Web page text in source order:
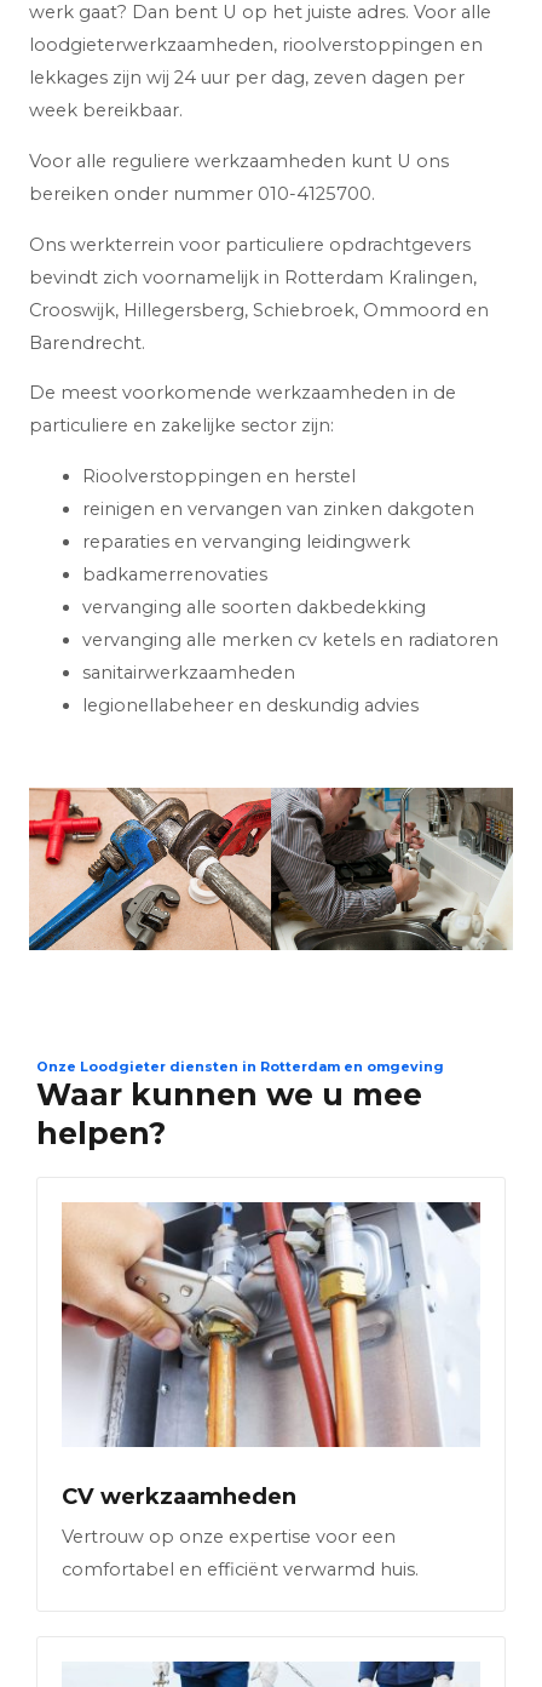
werk gaat? Dan bent U op het juiste adres. Voor alle
loodgieterwerkzaamheden, rioolverstoppingen en
lekkages zijn wij 24 uur per dag, zeven dagen per
week bereikbaar.
Voor alle reguliere werkzaamheden kunt U ons
bereiken onder nummer 010-4125700.
Ons werkterrein voor particuliere opdrachtgevers
bevindt zich voornamelijk in Rotterdam Kralingen,
Crooswijk, Hillegersberg, Schiebroek, Ommoord en
Barendrecht.
De meest voorkomende werkzaamheden in de
particuliere en zakelijke sector zijn:
Rioolverstoppingen en herstel
reinigen en vervangen van zinken dakgoten
reparaties en vervanging leidingwerk
badkamerrenovaties
vervanging alle soorten dakbedekking
vervanging alle merken cv ketels en radiatoren
sanitairwerkzaamheden
legionellabeheer en deskundig advies
Onze Loodgieter diensten in Rotterdam en omgeving
Waar kunnen we u mee
helpen?
CV werkzaamheden
Vertrouw op onze expertise voor een
comfortabel en efficiënt verwarmd huis.